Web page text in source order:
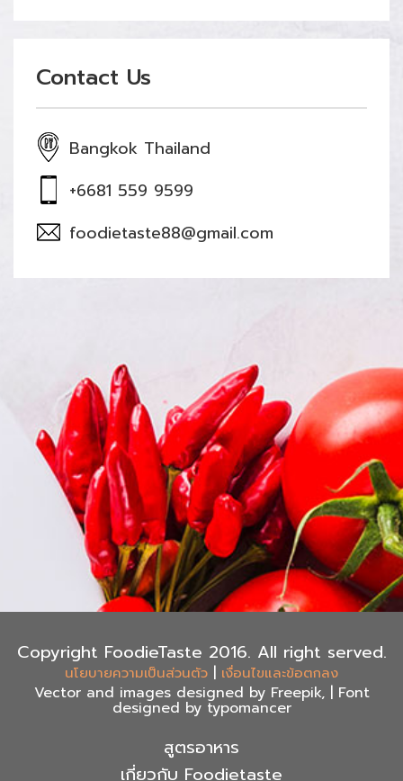
Contact Us
Bangkok Thailand
+6681 559 9599
foodietaste88@gmail.com
Copyright FoodieTaste 2016. All right served.
นโยบายความเป็นส่วนตัว | เงื่อนไขและข้อตกลง
Vector and images designed by Freepik, | Font
designed by typomancer
สูตรอาหาร
เกี่ยวกับ Foodietaste